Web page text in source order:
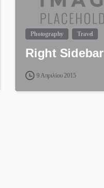
Photography Travel
Right Sidebar
9 Απριλίου 2015